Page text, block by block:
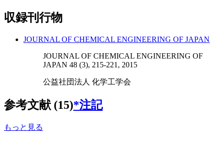
収録刊行物
JOURNAL OF CHEMICAL ENGINEERING OF JAPAN
JOURNAL OF CHEMICAL ENGINEERING OF
JAPAN 48 (3), 215-221, 2015
公益社団法人 化学工学会
参考文献 (15)*注記
もっと見る